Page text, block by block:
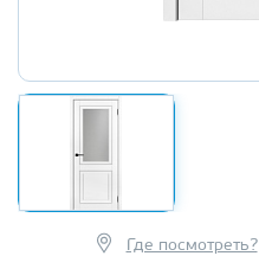
Где посмотреть?